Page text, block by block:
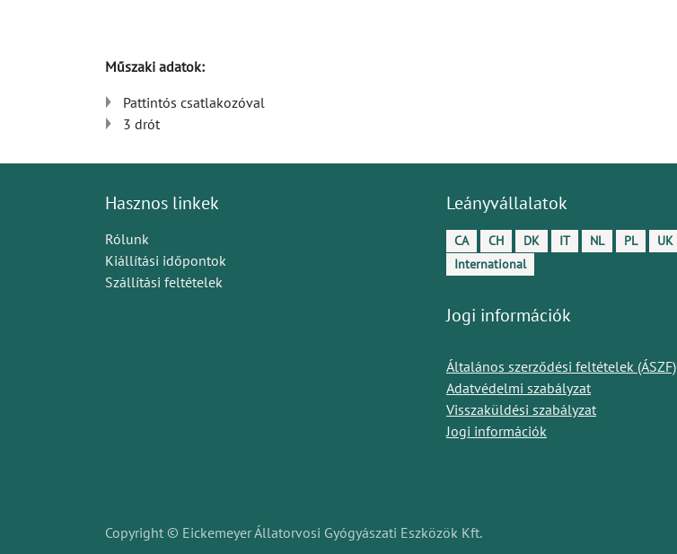
Műszaki adatok:
Pattintós csatlakozóval
3 drót
Hasznos linkek
Rólunk
Kiállítási időpontok
Szállítási feltételek
Leányvállalatok
CA CH DK IT NL PL
UK
International
Jogi információk
Általános szerződési feltételek (ÁSZF)
Adatvédelmi szabályzat
Visszaküldési szabályzat
Jogi információk
Copyright © Eickemeyer Állatorvosi Gyógyászati Eszközök Kft.